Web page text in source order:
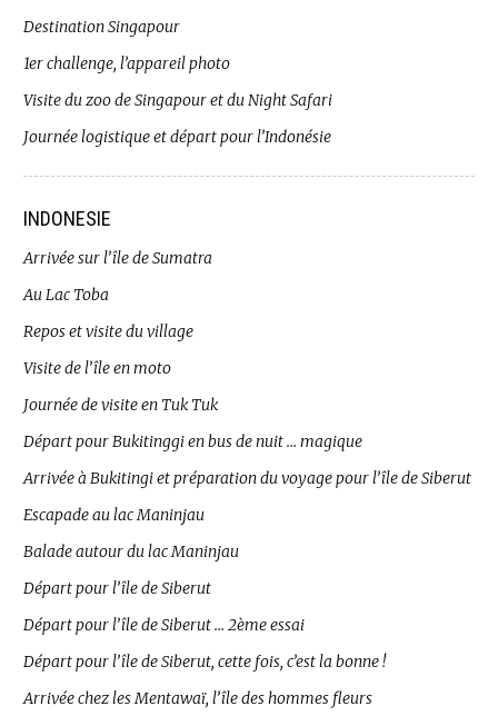
Destination Singapour
1er challenge, l’appareil photo
Visite du zoo de Singapour et du Night Safari
Journée logistique et départ pour l’Indonésie
INDONESIE
Arrivée sur l’île de Sumatra
Au Lac Toba
Repos et visite du village
Visite de l’île en moto
Journée de visite en Tuk Tuk
Départ pour Bukitinggi en bus de nuit … magique
Arrivée à Bukitingi et préparation du voyage pour l’île de Siberut
Escapade au lac Maninjau
Balade autour du lac Maninjau
Départ pour l’île de Siberut
Départ pour l’île de Siberut … 2ème essai
Départ pour l’île de Siberut, cette fois, c’est la bonne !
Arrivée chez les Mentawaï, l’île des hommes fleurs